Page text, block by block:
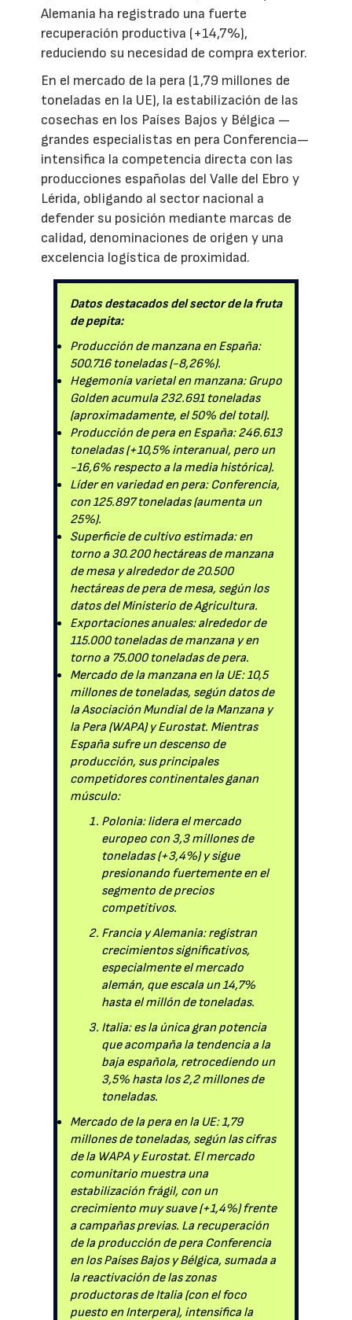
Alemania ha registrado una fuerte
recuperación productiva (+14,7%),
reduciendo su necesidad de compra exterior.
En el mercado de la pera (1,79 millones de
toneladas en la UE), la estabilización de las
cosechas en los Países Bajos y Bélgica —
grandes especialistas en pera Conferencia—
intensifica la competencia directa con las
producciones españolas del Valle del Ebro y
Lérida, obligando al sector nacional a
defender su posición mediante marcas de
calidad, denominaciones de origen y una
excelencia logística de proximidad.
Datos destacados del sector de la fruta
de pepita:
Producción de manzana en España:
500.716 toneladas (-8,26%).
Hegemonía varietal en manzana: Grupo
Golden acumula 232.691 toneladas
(aproximadamente, el 50% del total).
Producción de pera en España: 246.613
toneladas (+10,5% interanual, pero un
-16,6% respecto a la media histórica).
Líder en variedad en pera: Conferencia,
con 125.897 toneladas (aumenta un
25%).
Superficie de cultivo estimada: en
torno a 30.200 hectáreas de manzana
de mesa y alrededor de 20.500
hectáreas de pera de mesa, según los
datos del Ministerio de Agricultura.
Exportaciones anuales: alrededor de
115.000 toneladas de manzana y en
torno a 75.000 toneladas de pera.
Mercado de la manzana en la UE: 10,5
millones de toneladas, según datos de
la Asociación Mundial de la Manzana y
la Pera (WAPA) y Eurostat. Mientras
España sufre un descenso de
producción, sus principales
competidores continentales ganan
músculo:
Polonia: lidera el mercado
europeo con 3,3 millones de
toneladas (+3,4%) y sigue
presionando fuertemente en el
segmento de precios
competitivos.
Francia y Alemania: registran
crecimientos significativos,
especialmente el mercado
alemán, que escala un 14,7%
hasta el millón de toneladas.
Italia: es la única gran potencia
que acompaña la tendencia a la
baja española, retrocediendo un
3,5% hasta los 2,2 millones de
toneladas.
Mercado de la pera en la UE: 1,79
millones de toneladas, según las cifras
de la WAPA y Eurostat. El mercado
comunitario muestra una
estabilización frágil, con un
crecimiento muy suave (+1,4%) frente
a campañas previas. La recuperación
de la producción de pera Conferencia
en los Países Bajos y Bélgica, sumada a
la reactivación de las zonas
productoras de Italia (con el foco
puesto en Interpera), intensifica la